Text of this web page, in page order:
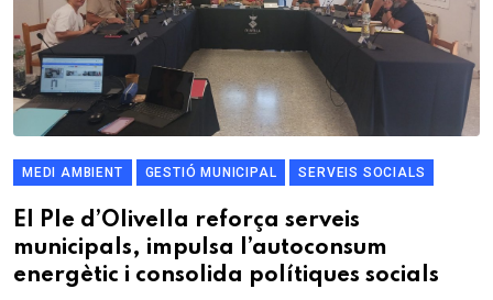
MEDI AMBIENT GESTIÓ MUNICIPAL SERVEIS SOCIALS
El Ple d’Olivella reforça serveis
municipals, impulsa l’autoconsum
energètic i consolida polítiques socials